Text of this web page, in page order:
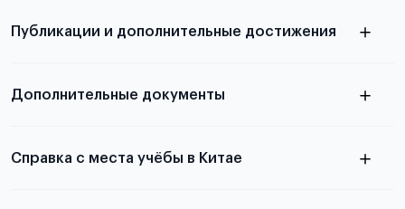
письма
статье
Публикации и дополнительные достижения
Дополнительные документы
Справка с места учёбы в Китае